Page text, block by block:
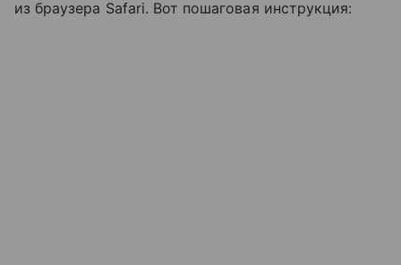
из браузера Safari. Вот пошаговая инструкция: